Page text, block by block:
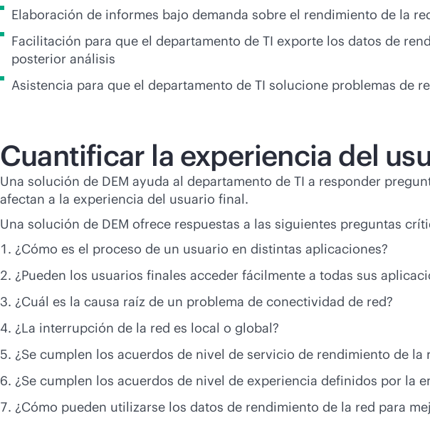
Elaboración de informes bajo demanda sobre el rendimiento de la
Facilitación para que el departamento de TI exporte los datos de
posterior análisis
Asistencia para que el departamento de TI solucione problemas de
Cuantificar la experiencia del
Una solución de DEM ayuda al departamento de TI a responder
afectan a la experiencia del usuario final.
Una solución de DEM ofrece respuestas a las siguientes preguntas
¿Cómo es el proceso de un usuario en distintas aplicaciones?
¿Pueden los usuarios finales acceder fácilmente a todas sus
¿Cuál es la causa raíz de un problema de conectividad de red?
¿La interrupción de la red es local o global?
¿Se cumplen los acuerdos de nivel de servicio de rendimiento de la
¿Se cumplen los acuerdos de nivel de experiencia definidos por la
¿Cómo pueden utilizarse los datos de rendimiento de la red para